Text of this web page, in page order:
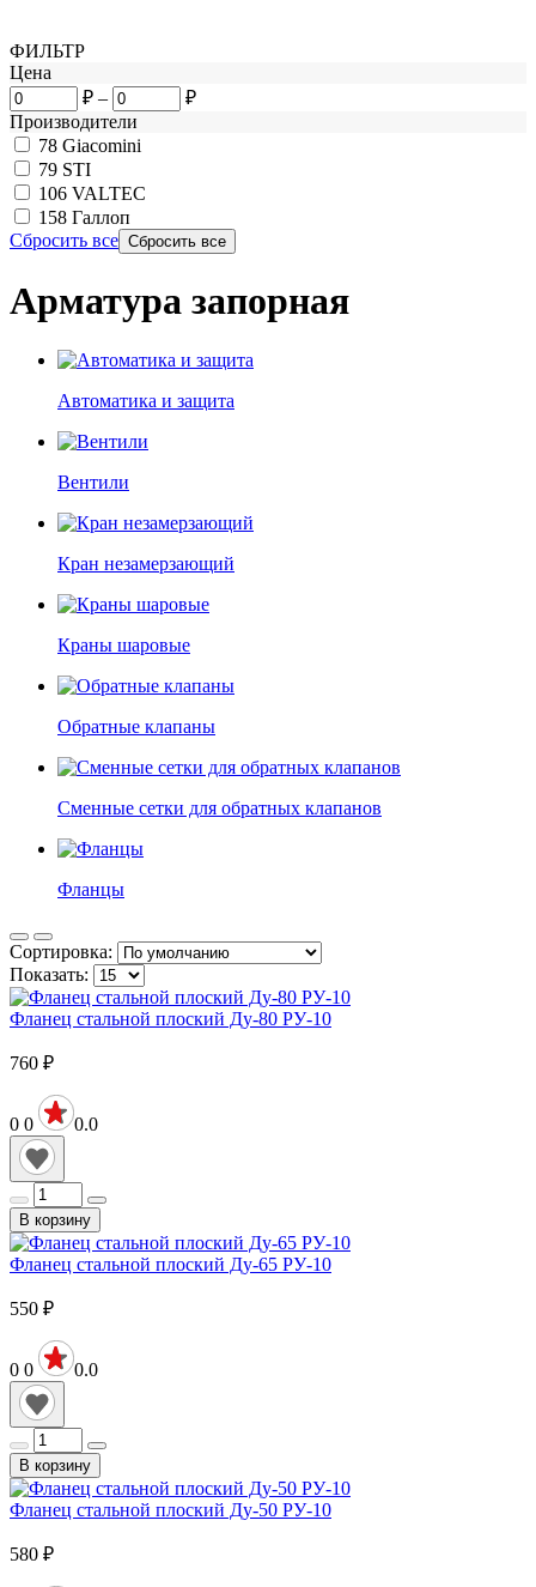
ФИЛЬТР
Цена
₽ –
₽
Производители
78 Giacomini
79 STI
106 VALTEC
158 Галлоп
Сбросить все
Арматура запорная
Автоматика и защита
Вентили
Кран незамерзающий
Краны шаровые
Обратные клапаны
Сменные сетки для обратных клапанов
Фланцы
Сортировка:
Показать:
Фланец стальной плоский Ду-80 РУ-10
760 ₽
0 0 0.0
В корзину
Фланец стальной плоский Ду-65 РУ-10
550 ₽
0 0 0.0
В корзину
Фланец стальной плоский Ду-50 РУ-10
580 ₽